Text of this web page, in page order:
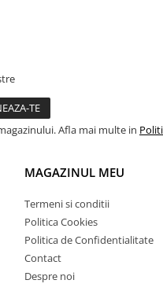
Afla mai multe in
MAGAZINUL MEU
Termeni si conditii
Politica Cookies
Politica de Confidentialitate
Contact
Despre noi